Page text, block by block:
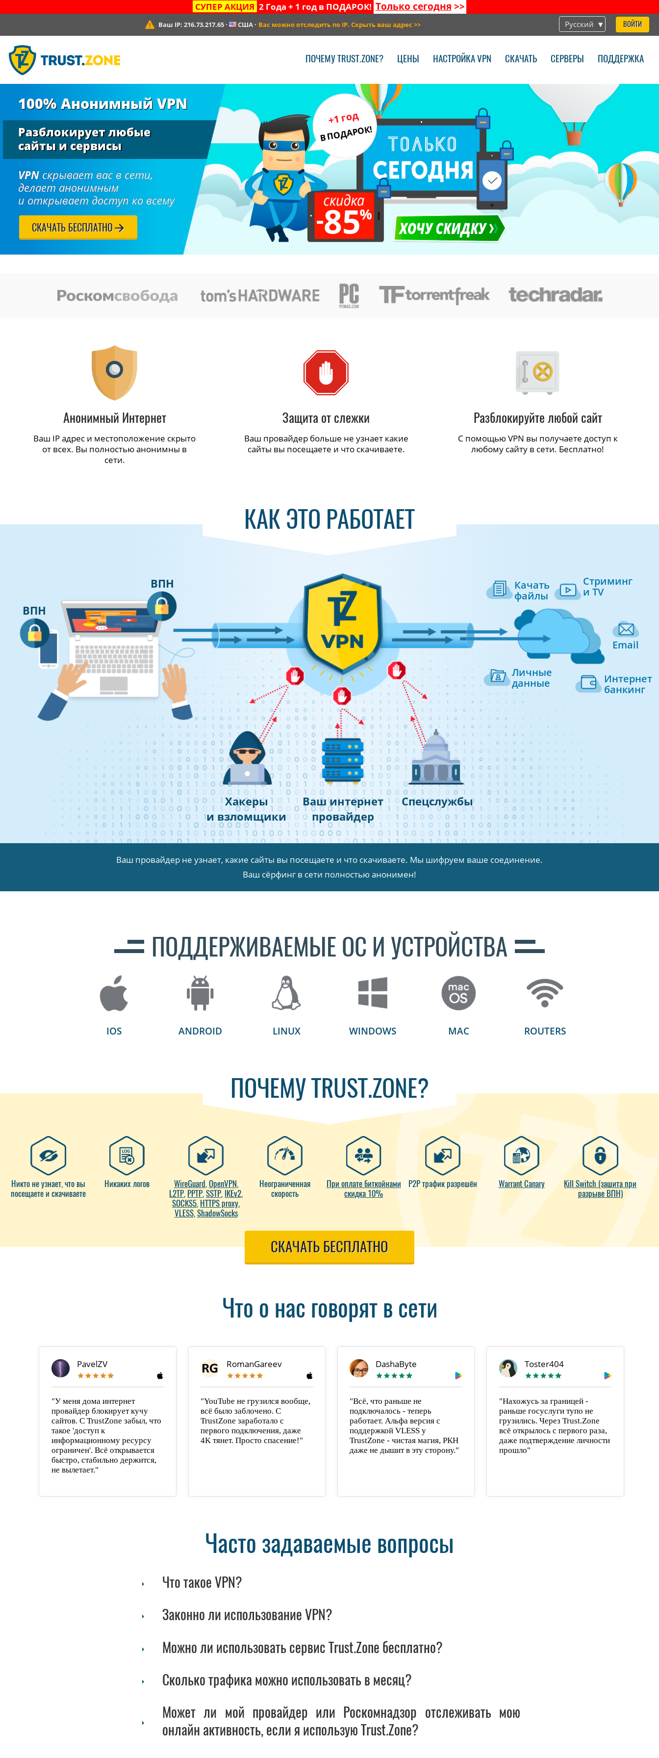
СУПЕР АКЦИЯ 2 Года + 1 год в ПОДАРОК! Только сегодня >>
Русский ВОЙТИ
Ваш IP: 216.73.217.65· США · Вас можно отследить по IP. Скрыть ваш адрес >>
ПОЧЕМУ TRUST.ZONE? ЦЕНЫ НАСТРОЙКА VPN СКАЧАТЬ СЕРВЕРЫ ПОДДЕРЖКА
100% Анонимный VPN
Разблокирует любые
сайты и сервисы
VPN скрывает вас в сети,
делает анонимным
и открывает доступ ко всему
СКАЧАТЬ БЕСПЛАТНО 85
+1 год
В ПОДАРОК!
Анонимный Интернет
Ваш IP адрес и местоположение скрыто
от всех. Вы полностью анонимны в
сети.
Защита от слежки
Ваш провайдер больше не узнает какие
сайты вы посещаете и что скачиваете.
Разблокируйте любой сайт
С помощью VPN вы получаете доступ к
любому сайту в сети. Бесплатно!
КАК ЭТО РАБОТАЕТ
ВПН
ВПН
Хакеры
и взломщики
Ваш интернет
провайдер
Спецслужбы
Личные
данные
Качать
файлы
Стриминг
и TV
Email
Интернет
банкинг
Ваш провайдер не узнает, какие сайты вы посещаете и что скачиваете. Мы шифруем ваше соединение.
Ваш сёрфинг в сети полностью анонимен!
ПОДДЕРЖИВАЕМЫЕ ОС И УСТРОЙСТВА
IOS ANDROID LINUX WINDOWS MAC ROUTERS
ПОЧЕМУ TRUST.ZONE?
Никто не узнает, что вы
посещаете и скачиваете
Никаких логов WireGuard, OpenVPN,
L2TP, PPTP,SSTP, IKEv2,
SOCKS5, HTTPS proxy,
VLESS, ShadowSocks
Неограниченная
скорость
При оплате биткойнами
скидка 10%
P2P трафик разрешён Warrant Canary
Kill Switch (зашита при
разрыве ВПН)
СКАЧАТЬ БЕСПЛАТНО
Что о нас говорят в сети
PavelZV
"У меня дома интернет
провайдер блокирует кучу
сайтов. С TrustZone забыл, что
такое 'доступ к
информационному ресурсу
ограничен'. Всё открывается
быстро, стабильно держится,
не вылетает."
RomanGareev
"YouTube не грузился вообще,
всё было заблочено. С
TrustZone заработало с
первого подключения, даже
4K тянет. Просто спасение!"
DashaByte
"Всё, что раньше не
подключалось - теперь
работает. Альфа версия с
поддержкой VLESS у
TrustZone - чистая магия, РКН
даже не дышит в эту сторону."
Toster404
"Нахожусь за границей -
раньше госуслуги тупо не
грузились. Через Trust.Zone
всё открылось с первого раза,
даже подтверждение личности
прошло"
Часто задаваемые вопросы
Что такое VPN?
Законно ли использование VPN?
Можно ли использовать сервис Trust.Zone бесплатно?
Сколько трафика можно использовать в месяц?
Может ли мой провайдер или Роскомнадзор отслеживать мою
онлайн активность, если я использую Trust.Zone?